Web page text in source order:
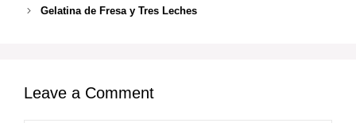
Gelatina de Fresa y Tres Leches
Leave a Comment